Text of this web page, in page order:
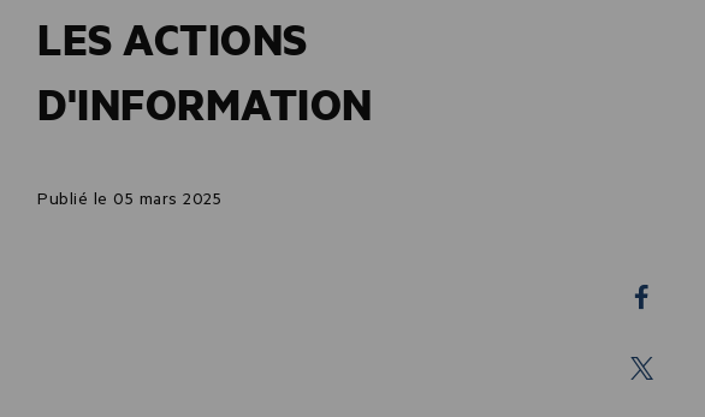
LES ACTIONS
D'INFORMATION
Publié le 05 mars 2025